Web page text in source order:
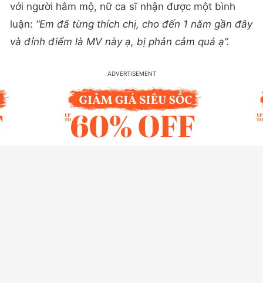
với người hâm mộ, nữ ca sĩ nhận được một bình
luận: “Em đã từng thích chị, cho đến 1 năm gần đây
và đỉnh điểm là MV này ạ, bị phản cảm quá ạ”.